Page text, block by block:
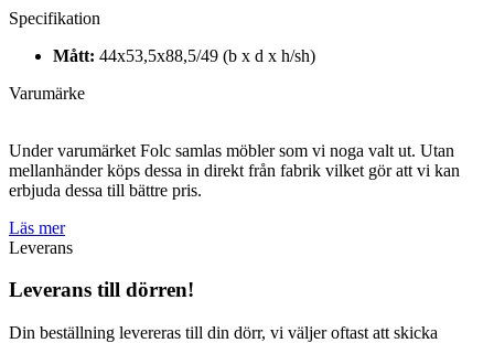
Specifikation
Mått: 44x53,5x88,5/49 (b x d x h/sh)
Varumärke
Under varumärket Folc samlas möbler som vi noga valt ut. Utan
mellanhänder köps dessa in direkt från fabrik vilket gör att vi kan
erbjuda dessa till bättre pris.
Läs mer
Leverans
Leverans till dörren!
Din beställning levereras till din dörr, vi väljer oftast att skicka